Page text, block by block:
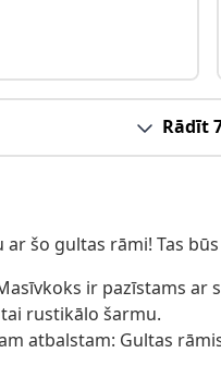
Rādīt
šo gultas rāmi! Tas
ir pazīstams ar
rustikālo šarmu.
atbalstam: Gultas